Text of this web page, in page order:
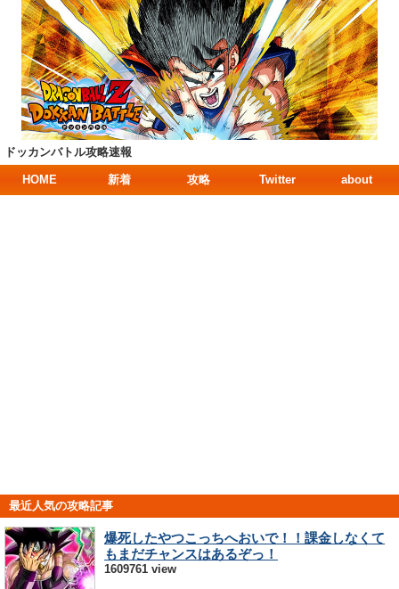
ドッカンバトル攻略速報
HOME 新着 攻略 Twitter about
最近人気の攻略記事
爆死したやつこっちへおいで！！課金しなくて
もまだチャンスはあるぞっ！
1609761 view